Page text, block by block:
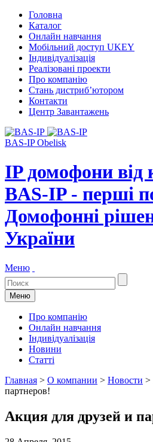
Головна
Каталог
Онлайн навчання
Мобільний доступ UKEY
Індивідуалізація
Реалізовані проекти
Про компанію
Стань дистриб’ютором
Контакти
Центр Завантажень
BAS-IP Obelisk
IP домофони від
BAS-IP - перші
Домофонні
України
Меню
Меню
Про компанію
Онлайн навчання
Індивідуалізація
Новини
Статті
Главная > О компании > Новости >
партнеров!
Акция для друзей и